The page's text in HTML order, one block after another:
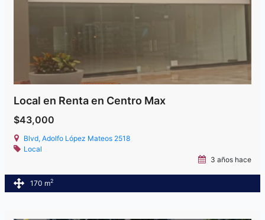
Local en Renta en Centro Max
$43,000
Blvd, Adolfo López Mateos 2518
Local
3 años hace
170 m2